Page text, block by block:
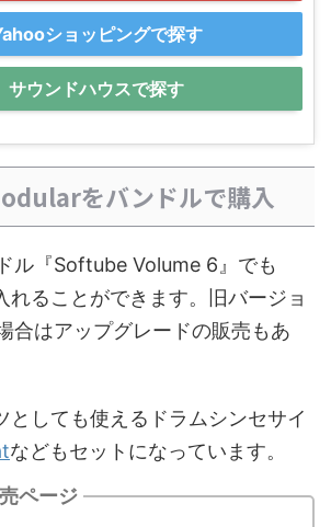
ショッピングで探す
サウンドハウスで探す
をバンドルで購入
ル『Softube Volume 6』でも
れることができます。旧バージョ
合はアップグレードの販売もあ
としても使えるドラムシンセサイ
などもセットになっています。
ページ